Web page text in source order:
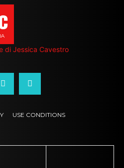
di Jessica Cavestro
USE CONDITIONS